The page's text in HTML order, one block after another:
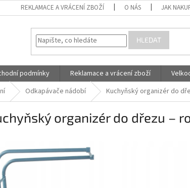
REKLAMACE A VRÁCENÍ ZBOŽÍ O NÁS JAK
HLEDAT
podmínky Reklamace a vrácení zboží
Odkapávače nádobí Kuchyňský organizér do
organizér do dřezu –